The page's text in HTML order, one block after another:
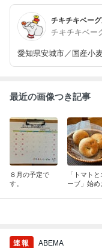
チキチキベー
チキチキベー
愛知県安城市／国産小
最近の画像つき記事
８月の予定で
す。
「トマトと
ーブ」始め
速報 ABEMA